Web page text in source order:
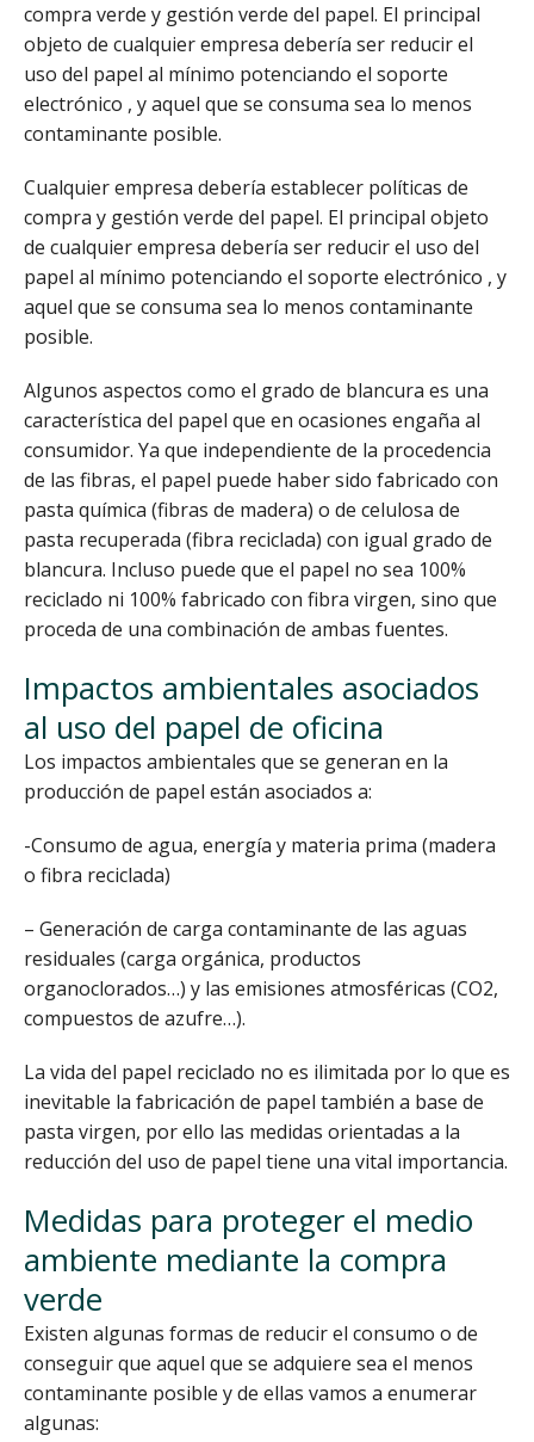
compra verde y gestión verde del papel. El principal
objeto de cualquier empresa debería ser reducir el
uso del papel al mínimo potenciando el soporte
electrónico , y aquel que se consuma sea lo menos
contaminante posible.
Cualquier empresa debería establecer políticas de
compra y gestión verde del papel. El principal objeto
de cualquier empresa debería ser reducir el uso del
papel al mínimo potenciando el soporte electrónico , y
aquel que se consuma sea lo menos contaminante
posible.
Algunos aspectos como el grado de blancura es una
característica del papel que en ocasiones engaña al
consumidor. Ya que independiente de la procedencia
de las fibras, el papel puede haber sido fabricado con
pasta química (fibras de madera) o de celulosa de
pasta recuperada (fibra reciclada) con igual grado de
blancura. Incluso puede que el papel no sea 100%
reciclado ni 100% fabricado con fibra virgen, sino que
proceda de una combinación de ambas fuentes.
Impactos ambientales asociados
al uso del papel de oficina
Los impactos ambientales que se generan en la
producción de papel están asociados a:
-Consumo de agua, energía y materia prima (madera
o fibra reciclada)
– Generación de carga contaminante de las aguas
residuales (carga orgánica, productos
organoclorados…) y las emisiones atmosféricas (CO2,
compuestos de azufre…).
La vida del papel reciclado no es ilimitada por lo que es
inevitable la fabricación de papel también a base de
pasta virgen, por ello las medidas orientadas a la
reducción del uso de papel tiene una vital importancia.
Medidas para proteger el medio
ambiente mediante la compra
verde
Existen algunas formas de reducir el consumo o de
conseguir que aquel que se adquiere sea el menos
contaminante posible y de ellas vamos a enumerar
algunas: